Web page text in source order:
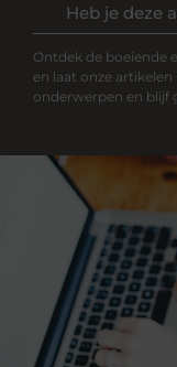
Heb je deze
Ontdek de boeiende
en laat onze
onderwerpen en blijf